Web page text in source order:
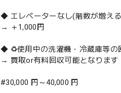
◆ エレベーターなし(階数が増え
→ ＋1,000円
◆ ♻️使用中の洗濯機・冷蔵庫等の
→ 買取or有料回収可能となります
#30,000 円～40,000 円